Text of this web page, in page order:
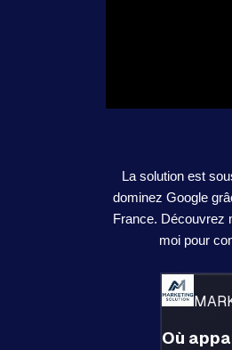
La solution est
dominez Google
France. Découvrez
moi pour